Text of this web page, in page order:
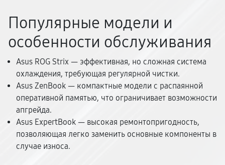
Популярные модели и
особенности обслуживания
Asus ROG Strix — эффективная, но сложная система
охлаждения, требующая регулярной чистки.
Asus ZenBook — компактные модели с распаянной
оперативной памятью, что ограничивает возможности
апгрейда.
Asus ExpertBook — высокая ремонтопригодность,
позволяющая легко заменить основные компоненты в
случае износа.